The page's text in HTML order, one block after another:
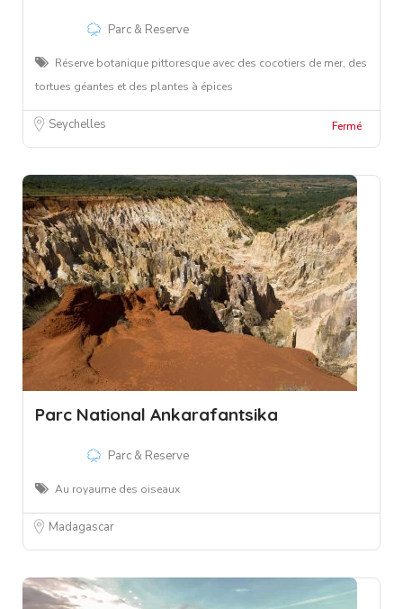
Parc & Reserve
Réserve botanique pittoresque avec des cocotiers de mer, des
tortues géantes et des plantes à épices
Seychelles Fermé
Parc National Ankarafantsika
Parc & Reserve
Au royaume des oiseaux
Madagascar